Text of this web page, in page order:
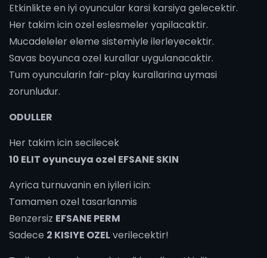
Etkinlikte en iyi oyuncular karsi karsiya gelecektir.
Her takim icin ozel eslesmeler yapilacaktir.
Mucadeleler eleme sistemiyle ilerleyecektir.
Savas boyunca ozel kurallar uygulanacaktir.
Tum oyuncularin fair-play kurallarina uymasi
zorunludur.
ODULLER
Her takim icin secilecek
10 ELIT oyuncuya ozel EFSANE SKIN
Ayrica turnuvanin en iyileri icin:
Tamamen ozel tasarlanmis
Benzersiz EFSANE PERM
Sadece 2 KISIYE OZELverilecektir!